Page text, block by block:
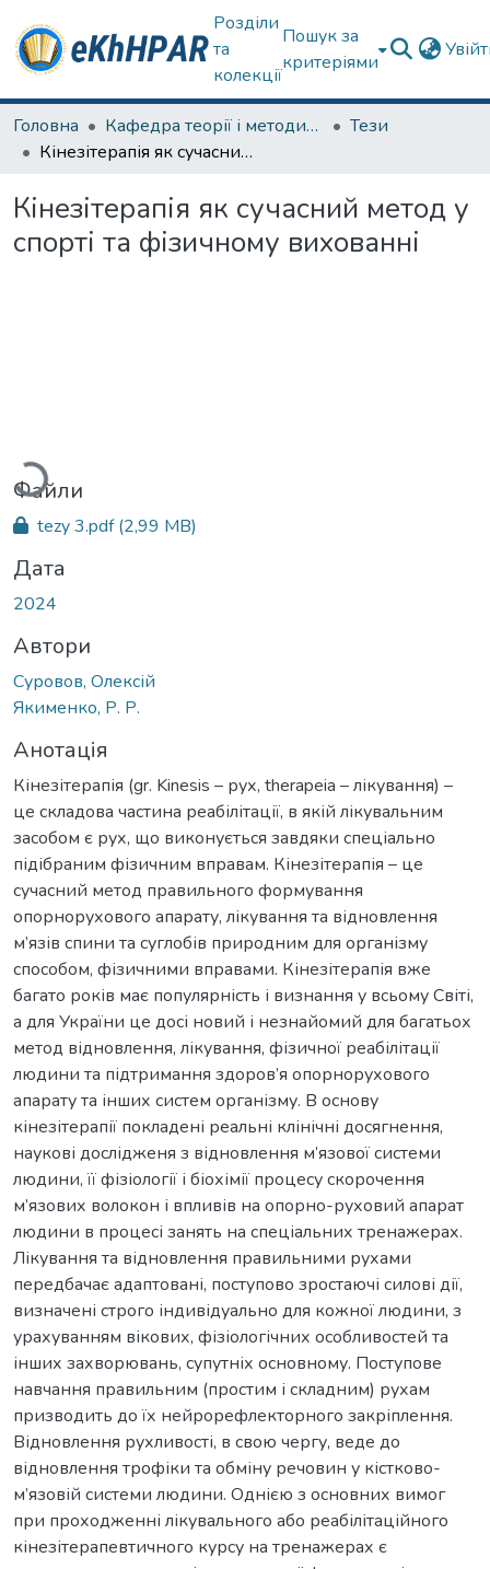
Розділи
та
колекції
Пошук за
критеріями
Головна Кафедра теорії і методики фізичного виховання
Тези
Кінезітерапія як сучасний метод у спорті та фізичному вихованні
Кінезітерапія як сучасний метод у
спорті та фізичному вихованні
Вантажиться...
Файли
tezy 3.pdf(2,99 MB)
Дата
2024
Автори
Суровов, Олексій
Якименко, Р. Р.
Анотація
Кінезітерапія (gr. Kinesis – рух, therapeia – лікування) –
це складова частина реабілітації, в якій лікувальним
засобом є рух, що виконується завдяки спеціально
підібраним фізичним вправам. Кінезітерапія – це
сучасний метод правильного формування
опорнорухового апарату, лікування та відновлення
м’язів спини та суглобів природним для організму
способом, фізичними вправами. Кінезітерапія вже
багато років має популярність і визнання у всьому Світі,
а для України це досі новий і незнайомий для багатьох
метод відновлення, лікування, фізичної реабілітації
людини та підтримання здоров’я опорнорухового
апарату та інших систем організму. В основу
кінезітерапії покладені реальні клінічні досягнення,
наукові дослідженя з відновлення м’язової системи
людини, її фізіології і біохімії процесу скорочення
м’язових волокон і впливів на опорно-руховий апарат
людини в процесі занять на спеціальних тренажерах.
Лікування та відновлення правильними рухами
передбачає адаптовані, поступово зростаючі силові дії,
визначені строго індивідуально для кожної людини, з
урахуванням вікових, фізіологічних особливостей та
інших захворювань, супутніх основному. Поступове
навчання правильним (простим і складним) рухам
призводить до їх нейрорефлекторного закріплення.
Відновлення рухливості, в свою чергу, веде до
відновлення трофіки та обміну речовин у кістково-
м’язовій системи людини. Однією з основних вимог
при проходженні лікувального або реабілітаційного
кінезітерапевтичного курсу на тренажерах є